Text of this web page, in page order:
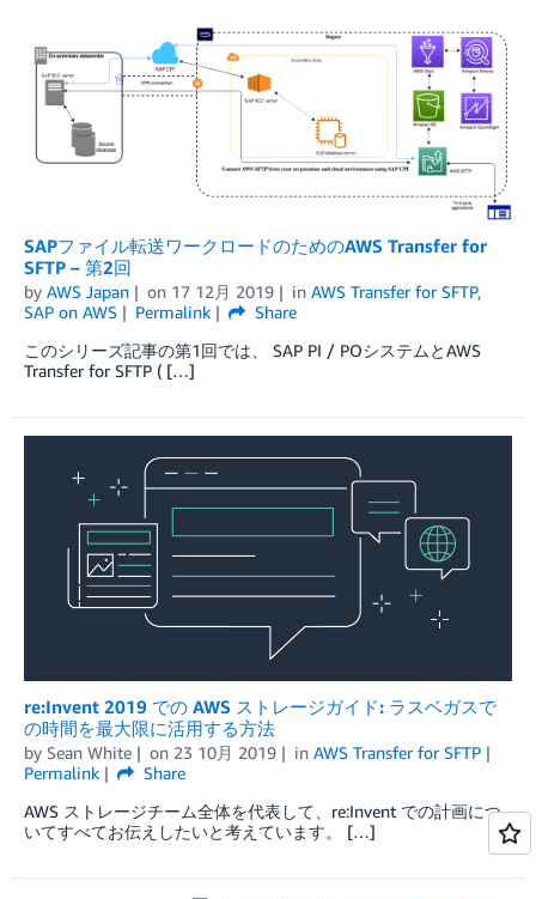
SAPファイル転送ワークロードのためのAWS Transfer for
SFTP – 第2回
by AWS Japan on 17 12月 2019 in AWS Transfer for SFTP,
SAP on AWS
Permalink
Share
このシリーズ記事の第1回では、 SAP PI / POシステムとAWS
Transfer for SFTP ( […]
re:Invent 2019 での AWS ストレージガイド: ラスベガスで
の時間を最大限に活用する方法
by Sean White on 23 10月 2019 in AWS Transfer for SFTP
Permalink
Share
AWS ストレージチーム全体を代表して、re:Invent での計画につ
いてすべてお伝えしたいと考えています。 […]